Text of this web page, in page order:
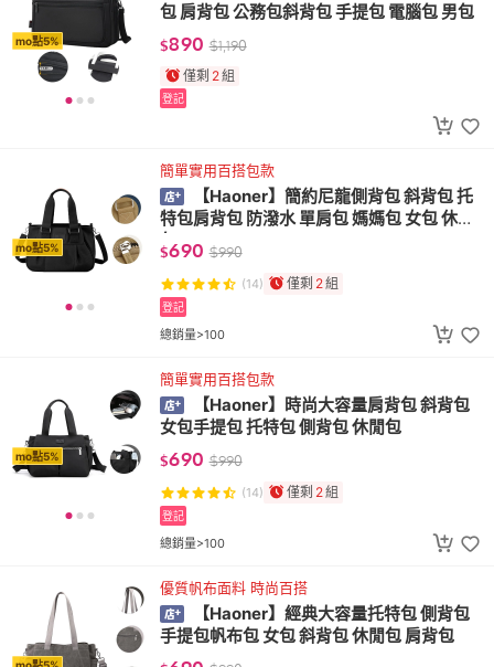
mo點5%
包 肩背包 公務包斜背包 手提包 電腦包 男包
$890 $1,190
僅剩 2組
登記
mo點5%
簡單實用百搭包款
【Haoner】簡約尼龍側背包 斜背包 托
特包肩背包 防潑水 單肩包 媽媽包 女包 休閒
包
$690 $990
(14) 僅剩 2組
總銷量>100
登記
mo點5%
簡單實用百搭包款
【Haoner】時尚大容量肩背包 斜背包
女包手提包 托特包 側背包 休閒包
$690 $990
(14) 僅剩 2組
總銷量>100
登記
優質帆布面料 時尚百搭
【Haoner】經典大容量托特包 側背包
手提包帆布包 女包 斜背包 休閒包 肩背包